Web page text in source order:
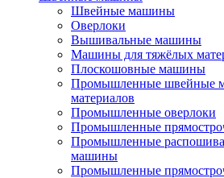
Швейные машины
Оверлоки
Вышивальные машины
Машины для тяжёлых
Плоскошовные машины
Промышленные швейные
материалов
Промышленные оверлоки
Промышленные
Промышленные
машины
Промышленные